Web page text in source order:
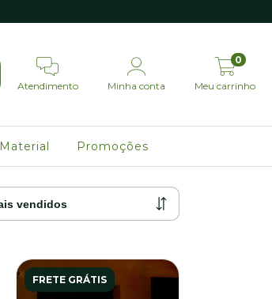
Atendimento Minha conta Meu carrinho
0
Material Promoções
FRETE GRÁTIS